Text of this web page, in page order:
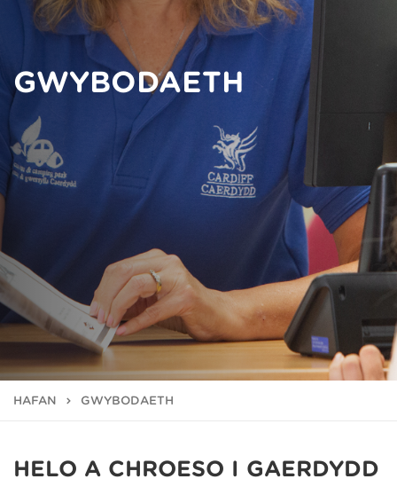
GWYBODAETH
HAFAN GWYBODAETH
HELO A CHROESO I GAERDYDD